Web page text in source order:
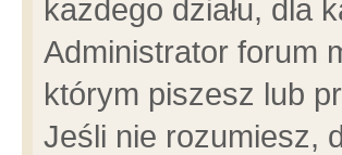
każdego działu, dla
Administrator forum
którym piszesz lub
Jeśli nie rozumiesz,